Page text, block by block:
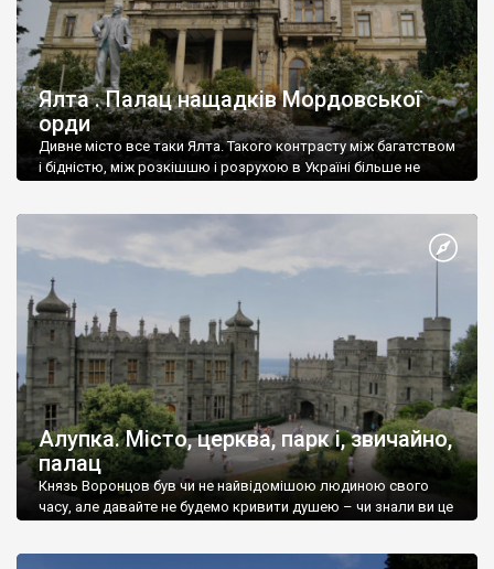
Ялта . Палац нащадків Мордовської
орди
Дивне місто все таки Ялта. Такого контрасту між багатством
і бідністю, між розкішшю і розрухою в Україні більше не
Алупка. Місто, церква, парк і, звичайно,
палац
Князь Воронцов був чи не найвідомішою людиною свого
часу, але давайте не будемо кривити душею – чи знали ви це